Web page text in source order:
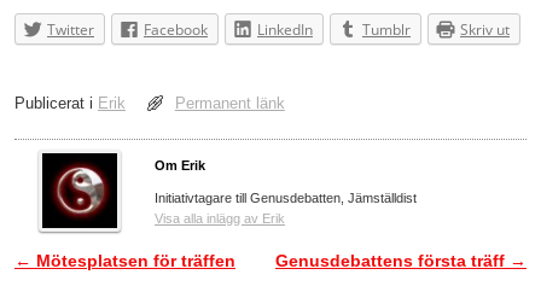
Twitter Facebook LinkedIn Tumblr Skriv ut
Publicerat i Erik Permanent länk
Om Erik
Initiativtagare till Genusdebatten, Jämställdist
Visa alla inlägg av Erik
Inläggsnavigering
← Mötesplatsen för träffen Genusdebattens första träff →